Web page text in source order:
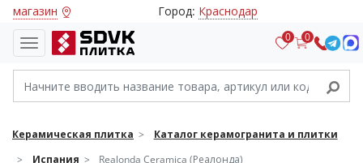
магазин Город: Краснодар
0 0
Керамическая плитка
Каталог керамогранита и плитки
Испания
Realonda Ceramica (Реалонда)